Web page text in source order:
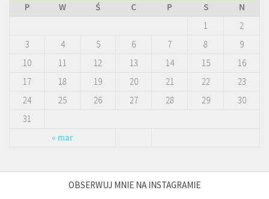
P
W Ś C P S N
« mar
1
2
3
4 5 6 7 8
9
10
11 12 13 14 15
16
17
18 19 20 21 22
23
24
25 26 27 28 29
30
31
OBSERWUJ MNIE NA INSTAGRAMIE